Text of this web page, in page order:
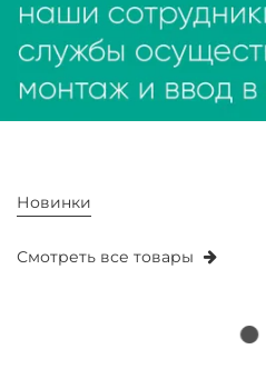
Новинки
Смотреть все товары